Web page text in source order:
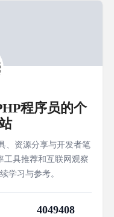
程序员的个
、资源分享与开发者笔
工具推荐和互联网观察
学习与参考。
4049408